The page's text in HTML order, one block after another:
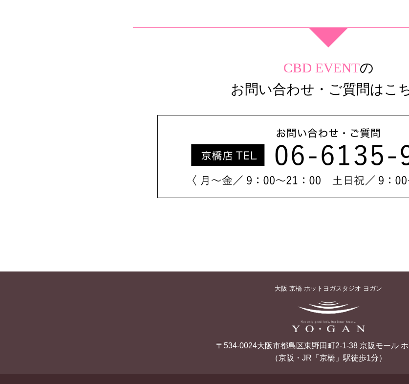
CBD EVENTの
お問い合わせ・ご質問はこ
大阪 京橋 ホットヨガスタジオ ヨガン
〒534-0024大阪市都島区東野田町2-1-38 京阪モール
（京阪・JR「京橋」駅徒歩1分）